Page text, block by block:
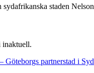
staden
inaktuell.
Göteborgs partnerstad i